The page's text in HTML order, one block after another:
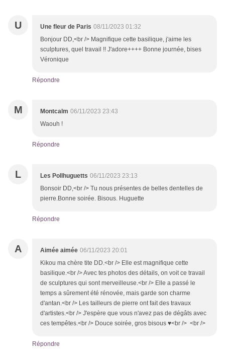
U Une fleur de Paris 08/11/2023 01:32
Bonjour DD,<br /> Magnifique cette basilique, j'aime les
sculptures, quel travail !! J'adore++++ Bonne journée, bises
Véronique
Répondre
M Montcalm 06/11/2023 23:43
Waouh !
Répondre
L Les Pollhuguetts 06/11/2023 23:13
Bonsoir DD,<br /> Tu nous présentes de belles dentelles de
pierre.Bonne soirée. Bisous. Huguette
Répondre
A Aimée aimée 06/11/2023 20:01
Kikou ma chère tite DD.<br /> Elle est magnifique cette
basilique.<br /> Avec tes photos des détails, on voit ce travail
de sculptures qui sont merveilleuse.<br /> Elle a passé le
temps a sûrement été rénovée, mais garde son charme
d'antan.<br /> Les tailleurs de pierre ont fait des travaux
d'artistes.<br /> J'espère que vous n'avez pas de dégâts avec
ces tempêtes.<br /> Douce soirée, gros bisous ♥<br /> <br />
Répondre